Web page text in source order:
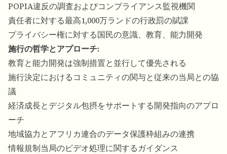
POPIA違反の調査およびコンプライアンス監視機関
責任者に対する最高1,000万ランドの行政罰の賦課
プライバシー権に対する国民の意識、教育、能力開発
施行の哲学とアプローチ:
教育と能力開発は強制措置と並行して優先される
施行決定におけるコミュニティの関与と従来の当局との協
議
経済成長とデジタル包摂をサポートする開発指向のアプロ
ーチ
地域協力とアフリカ連合のデータ保護枠組みの連携
情報規制当局のビデオ処理に関するガイダンス